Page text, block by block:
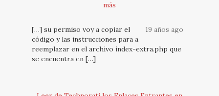
más
19 años ago
[…] su permiso voy a copiar el
código y las instrucciones para a
reemplazar en el archivo index-extra.php que
se encuentra en […]